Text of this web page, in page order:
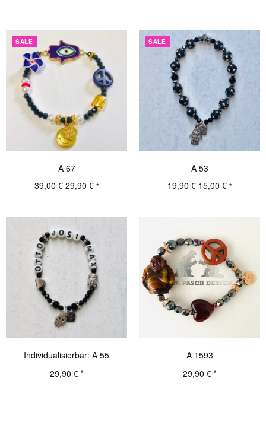
SALE
A 67
39,00€ Ursprünglicher
39,00 €
29,90 €Aktueller
29,90 €.
*
SALE
A 53
19,90€ Ursprünglicher
15,00 €Aktueller
*
Individualisierbar: A 55
29,90 € *
A 1593
29,90 € *